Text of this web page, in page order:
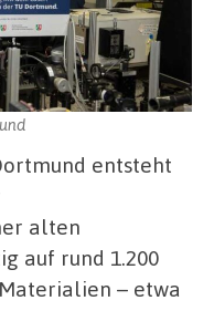
entsteht
alten
auf rund 1.200
– etwa